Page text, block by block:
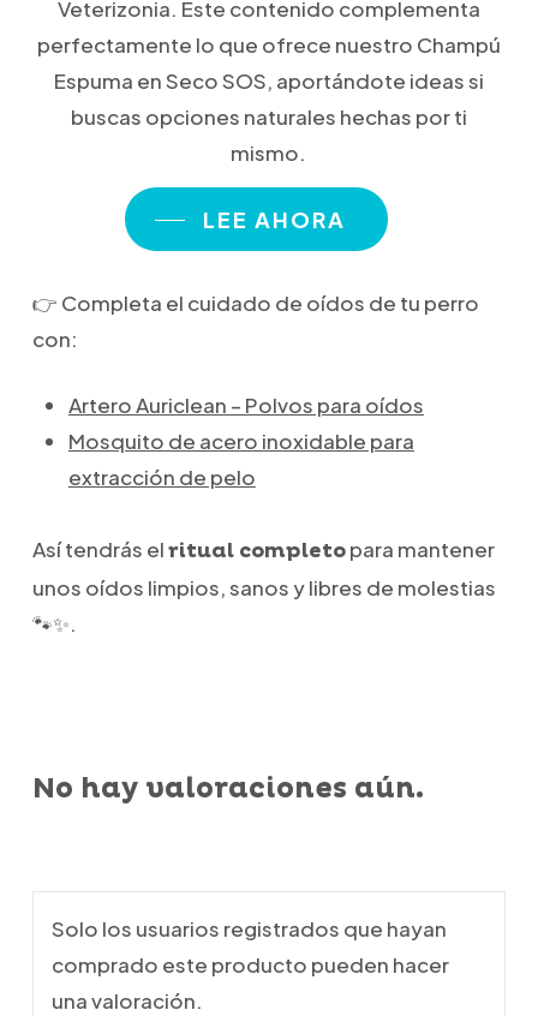
Veterizonia. Este contenido complementa
perfectamente lo que ofrece nuestro Champú
Espuma en Seco SOS, aportándote ideas si
buscas opciones naturales hechas por ti
mismo.
LEE AHORA
👉 Completa el cuidado de oídos de tu perro
con:
Artero Auriclean – Polvos para oídos
Mosquito de acero inoxidable para
extracción de pelo
Así tendrás elritual completopara mantener
unos oídos limpios, sanos y libres de molestias
🐾✨.
No hay valoraciones aún.
Solo los usuarios registrados que hayan
comprado este producto pueden hacer
una valoración.